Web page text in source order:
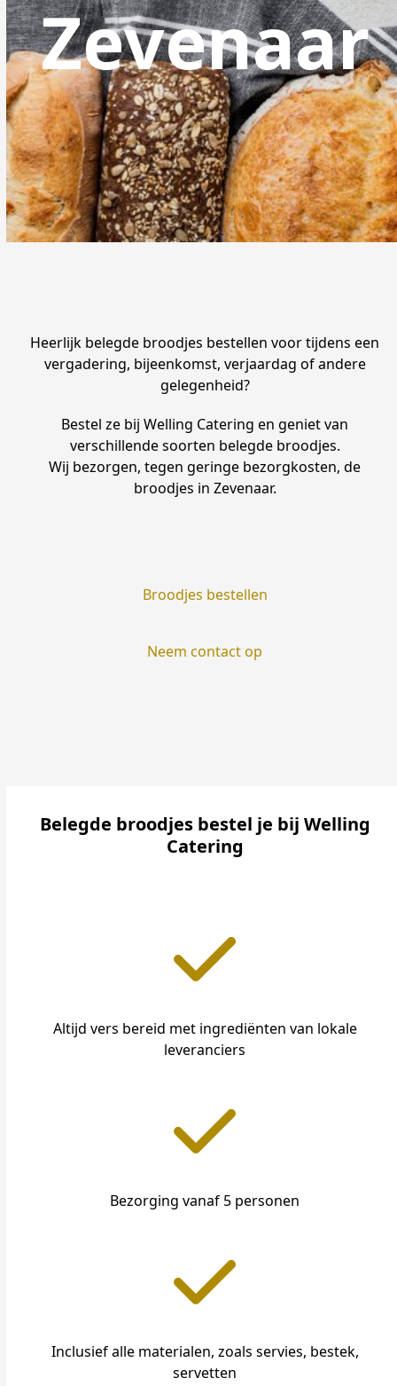
Zevenaar
Heerlijk belegde broodjes bestellen voor tijdens een
vergadering, bijeenkomst, verjaardag of andere
gelegenheid?
Bestel ze bij Welling Catering en geniet van
verschillende soorten belegde broodjes.
Wij bezorgen, tegen geringe bezorgkosten, de
broodjes in Zevenaar.
Broodjes bestellen
Neem contact op
Belegde broodjes bestel je bij Welling
Catering
Altijd vers bereid met ingrediënten van lokale
leveranciers
Bezorging vanaf 5 personen
Inclusief alle materialen, zoals servies, bestek,
servetten